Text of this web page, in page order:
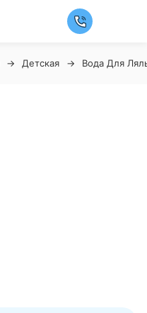
Детская Вода Для